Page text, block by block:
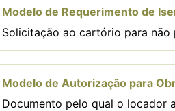
Modelo de Requerimento de
Solicitação ao cartório para não
Modelo de Autorização para
Documento pelo qual o locador